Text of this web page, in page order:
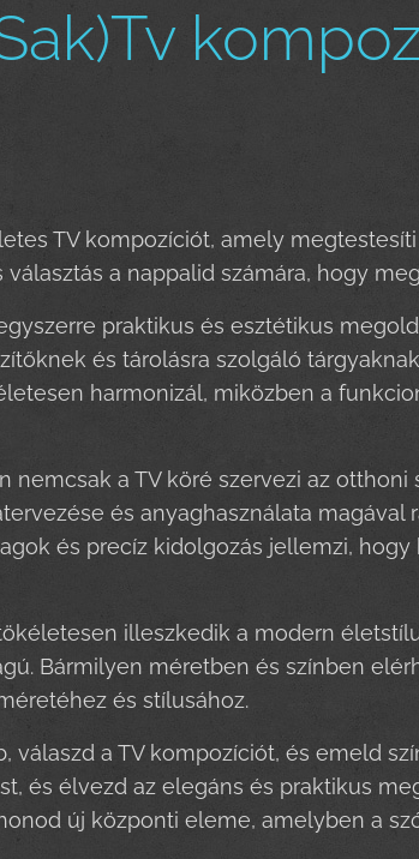
TV kompozíciót, amely
a nappalid számára, hogy
praktikus és esztétikus
és tárolásra szolgáló
harmonizál, miközben a
nemcsak a TV köré szervezi az
és anyaghasználata
és precíz kidolgozás jellemzi,
illeszkedik a modern
Bármilyen méretben és színben
és stílusához.
válaszd a TV kompozíciót, és emeld
és élvezd az elegáns és praktikus
új központi eleme, amelyben a